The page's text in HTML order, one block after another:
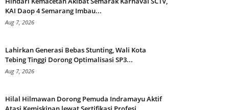
KAI Daop 4 Semarang Imbau...
Aug 7, 2026
Lahirkan Generasi Bebas Stunting, Wali Kota
Tebing Tinggi Dorong Optimalisasi SP3...
Aug 7, 2026
Hilal Hilmawan Dorong Pemuda Indramayu Aktif